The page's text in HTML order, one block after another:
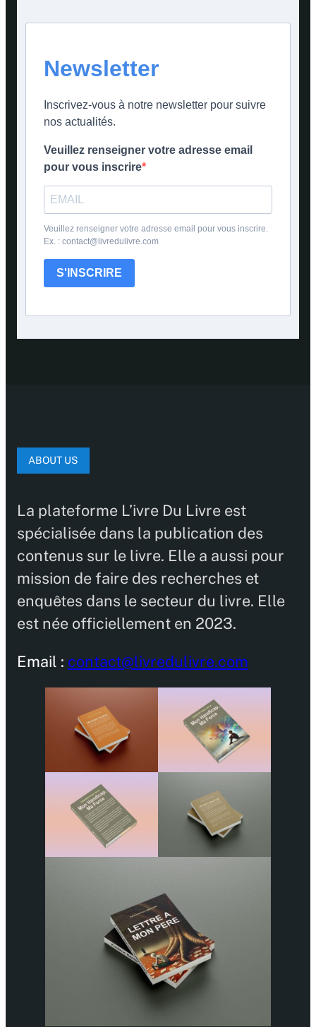
Newsletter
Inscrivez-vous à notre newsletter pour suivre
nos actualités.
Veuillez renseigner votre adresse email
pour vous inscrire
Veuillez renseigner votre adresse email pour vous inscrire.
Ex. : contact@livredulivre.com
S'INSCRIRE
ABOUT US
La plateforme L’ivre Du Livre est
spécialisée dans la publication des
contenus sur le livre. Elle a aussi pour
mission de faire des recherches et
enquêtes dans le secteur du livre. Elle
est née officiellement en 2023.
Email : contact@livredulivre.com